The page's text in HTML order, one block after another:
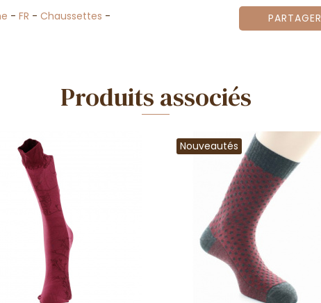
- FR - Chaussettes - PARTAGER
Produits associés
Nouveautés